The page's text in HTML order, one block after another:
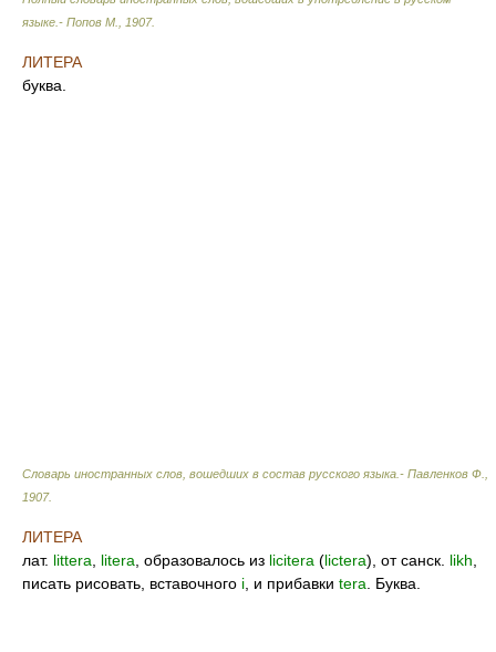
языке.- Попов М.
1907.
ЛИТЕРА
буква.
Словарь иностранных слов, вошедших в состав русского языка.- Павленков Ф.
1907.
ЛИТЕРА
лат. littera litera , образовалось из licitera (lictera), от санск. likh
писать рисовать, вставочного i , и прибавки tera . Буква.